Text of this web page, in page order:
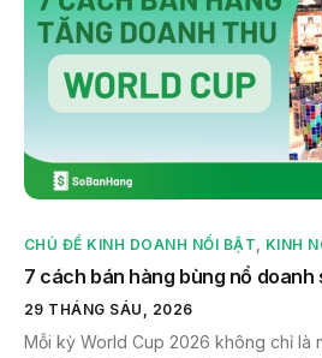
CHỦ ĐỀ KINH DOANH NỔI BẬT KINH
7 cách bán hàng bùng nổ doanh
29 THÁNG SÁU, 2026
Mỗi kỳ World Cup 2026 không chỉ là